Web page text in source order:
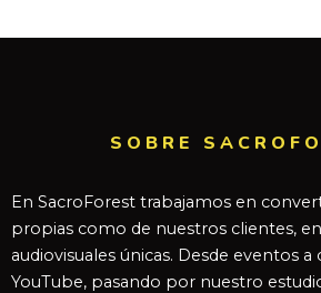
SOBRE
En SacroForest trabajamos en
propias como de nuestros clientes,
audiovisuales únicas. Desde eventos
YouTube, pasando por nuestro